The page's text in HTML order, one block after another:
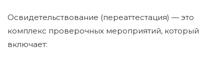
Освидетельствование (переаттестация) — это
комплекс проверочных мероприятий, который
включает: